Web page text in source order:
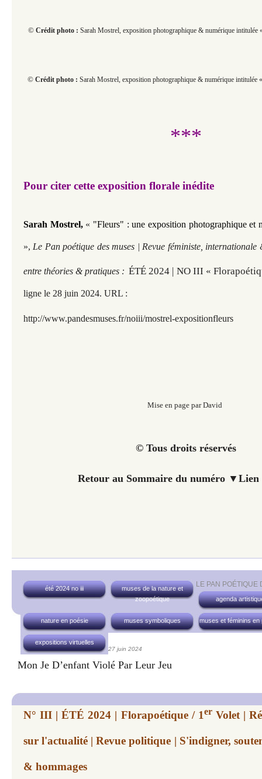
© Crédit photo : Sarah Mostrel, exposition photographique & numérique intitulée
© Crédit photo : Sarah Mostrel, exposition photographique & numérique intitulée
***
Pour citer cette exposition florale inédite
Sarah Mostrel, « "Fleurs" : une exposition photographique et
», Le Pan poétique des muses | Revue féministe,
entre théories & pratiques : ÉTÉ 2024 | NO III «
ligne le 28 juin 2024. URL :
http://www.pandesmuses.fr/noiii/mostrel-expositionfleurs
Mise en page par David
© Tous droits réservés
Retour au Sommaire du numéro ▼ Lien
LE PAN POÉTIQUE
été 2024 no iii
muses de la nature et
zoopoétique
agenda
nature en poésie muses symboliques muses et féminins en
expositions virtuelles
27 juin 2024
Mon Je D’enfant Violé Par Leur Jeu
N° III | ÉTÉ 2024 | Florapoétique / 1erVolet |
sur l'actualité | Revue politique | S'indigner,
& hommages